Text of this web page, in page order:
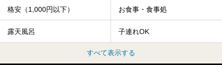
格安（1,000円以下） お食事・食事処
露天風呂 子連れOK
すべて表示する